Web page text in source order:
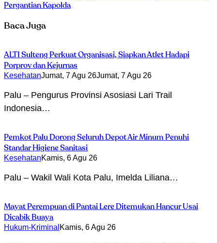
Pergantian Kapolda
Baca Juga
ALTI Sulteng Perkuat Organisasi, Siapkan Atlet Hadapi
Porprov dan Kejurnas
KesehatanJumat, 7 Agu 26Jumat, 7 Agu 26
Palu – Pengurus Provinsi Asosiasi Lari Trail
Indonesia…
Pemkot Palu Dorong Seluruh Depot Air Minum Penuhi
Standar Higiene Sanitasi
KesehatanKamis, 6 Agu 26
Palu – Wakil Wali Kota Palu, Imelda Liliana…
Mayat Perempuan di Pantai Lere Ditemukan Hancur Usai
Dicabik Buaya
Hukum-Kriminal Kamis, 6 Agu 26